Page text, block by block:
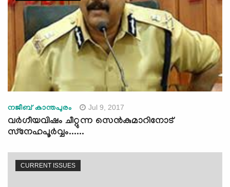
നജീബ് കാന്തപുരം Jul 9, 2017
വര്‍ഗീയവിഷം ചീറ്റുന്ന സെന്‍കുമാറിനോട്
സ്‌നേഹപൂര്‍വ്വം......
CURRENT ISSUES